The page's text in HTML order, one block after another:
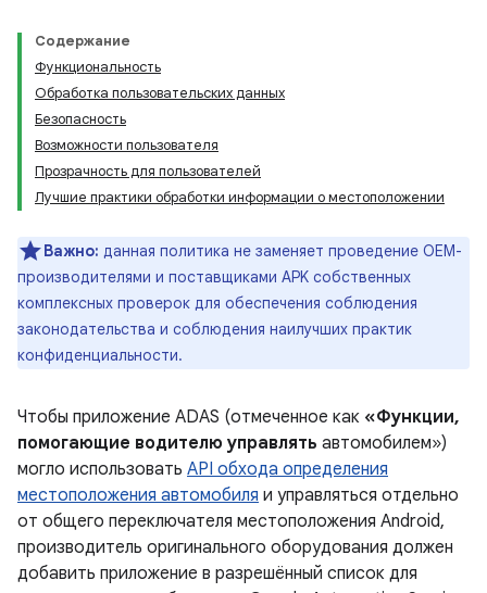
Содержание
Функциональность
Обработка пользовательских данных
Безопасность
Возможности пользователя
Прозрачность для пользователей
Лучшие практики обработки информации о местоположении
Важно: данная политика не заменяет проведение OEM-
производителями и поставщиками APK собственных
комплексных проверок для обеспечения соблюдения
законодательства и соблюдения наилучших практик
конфиденциальности.
Чтобы приложение ADAS (отмеченное как «Функции,
помогающие водителю управлять автомобилем»)
могло использовать API обхода определения
местоположения автомобиля и управляться отдельно
от общего переключателя местоположения Android,
производитель оригинального оборудования должен
добавить приложение в разрешённый список для